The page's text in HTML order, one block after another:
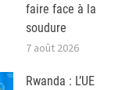
faire face à la
soudure
7 août 2026
Rwanda : L’UE